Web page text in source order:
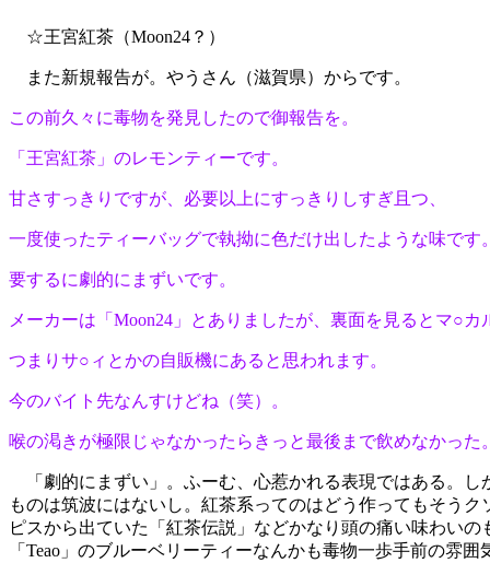
☆王宮紅茶（Moon24？）
また新規報告が。やうさん（滋賀県）からです。
この前久々に毒物を発見したので御報告を。
「王宮紅茶」のレモンティーです。
甘さすっきりですが、必要以上にすっきりしすぎ且つ、
一度使ったティーバッグで執拗に色だけ出したような味です
要するに劇的にまずいです。
メーカーは「Moon24」とありましたが、裏面を見るとマ○カ
つまりサ○ィとかの自販機にあると思われます。
今のバイト先なんすけどね（笑）。
喉の渇きが極限じゃなかったらきっと最後まで飲めなかった
「劇的にまずい」。ふーむ、心惹かれる表現ではある。
ものは筑波にはないし。紅茶系ってのはどう作ってもそう
ピスから出ていた「紅茶伝説」などかなり頭の痛い味わい
「Teao」のブルーベリーティーなんかも毒物一歩手前の雰